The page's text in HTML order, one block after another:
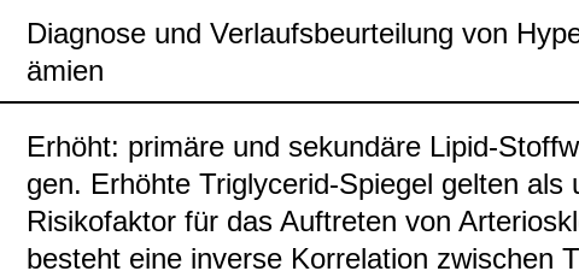
Dia­gnose und Ver­laufs­be­ur­tei­lung von
ämien
Erhöht: pri­märe und sekun­däre Lipid-​
gen. Erhöhte Tri­gly­ce­rid-​Spie­gel gel­ten als
Risi­ko­fak­tor für das Auf­tre­ten von
besteht eine inverse Kor­re­la­tion zwi­schen